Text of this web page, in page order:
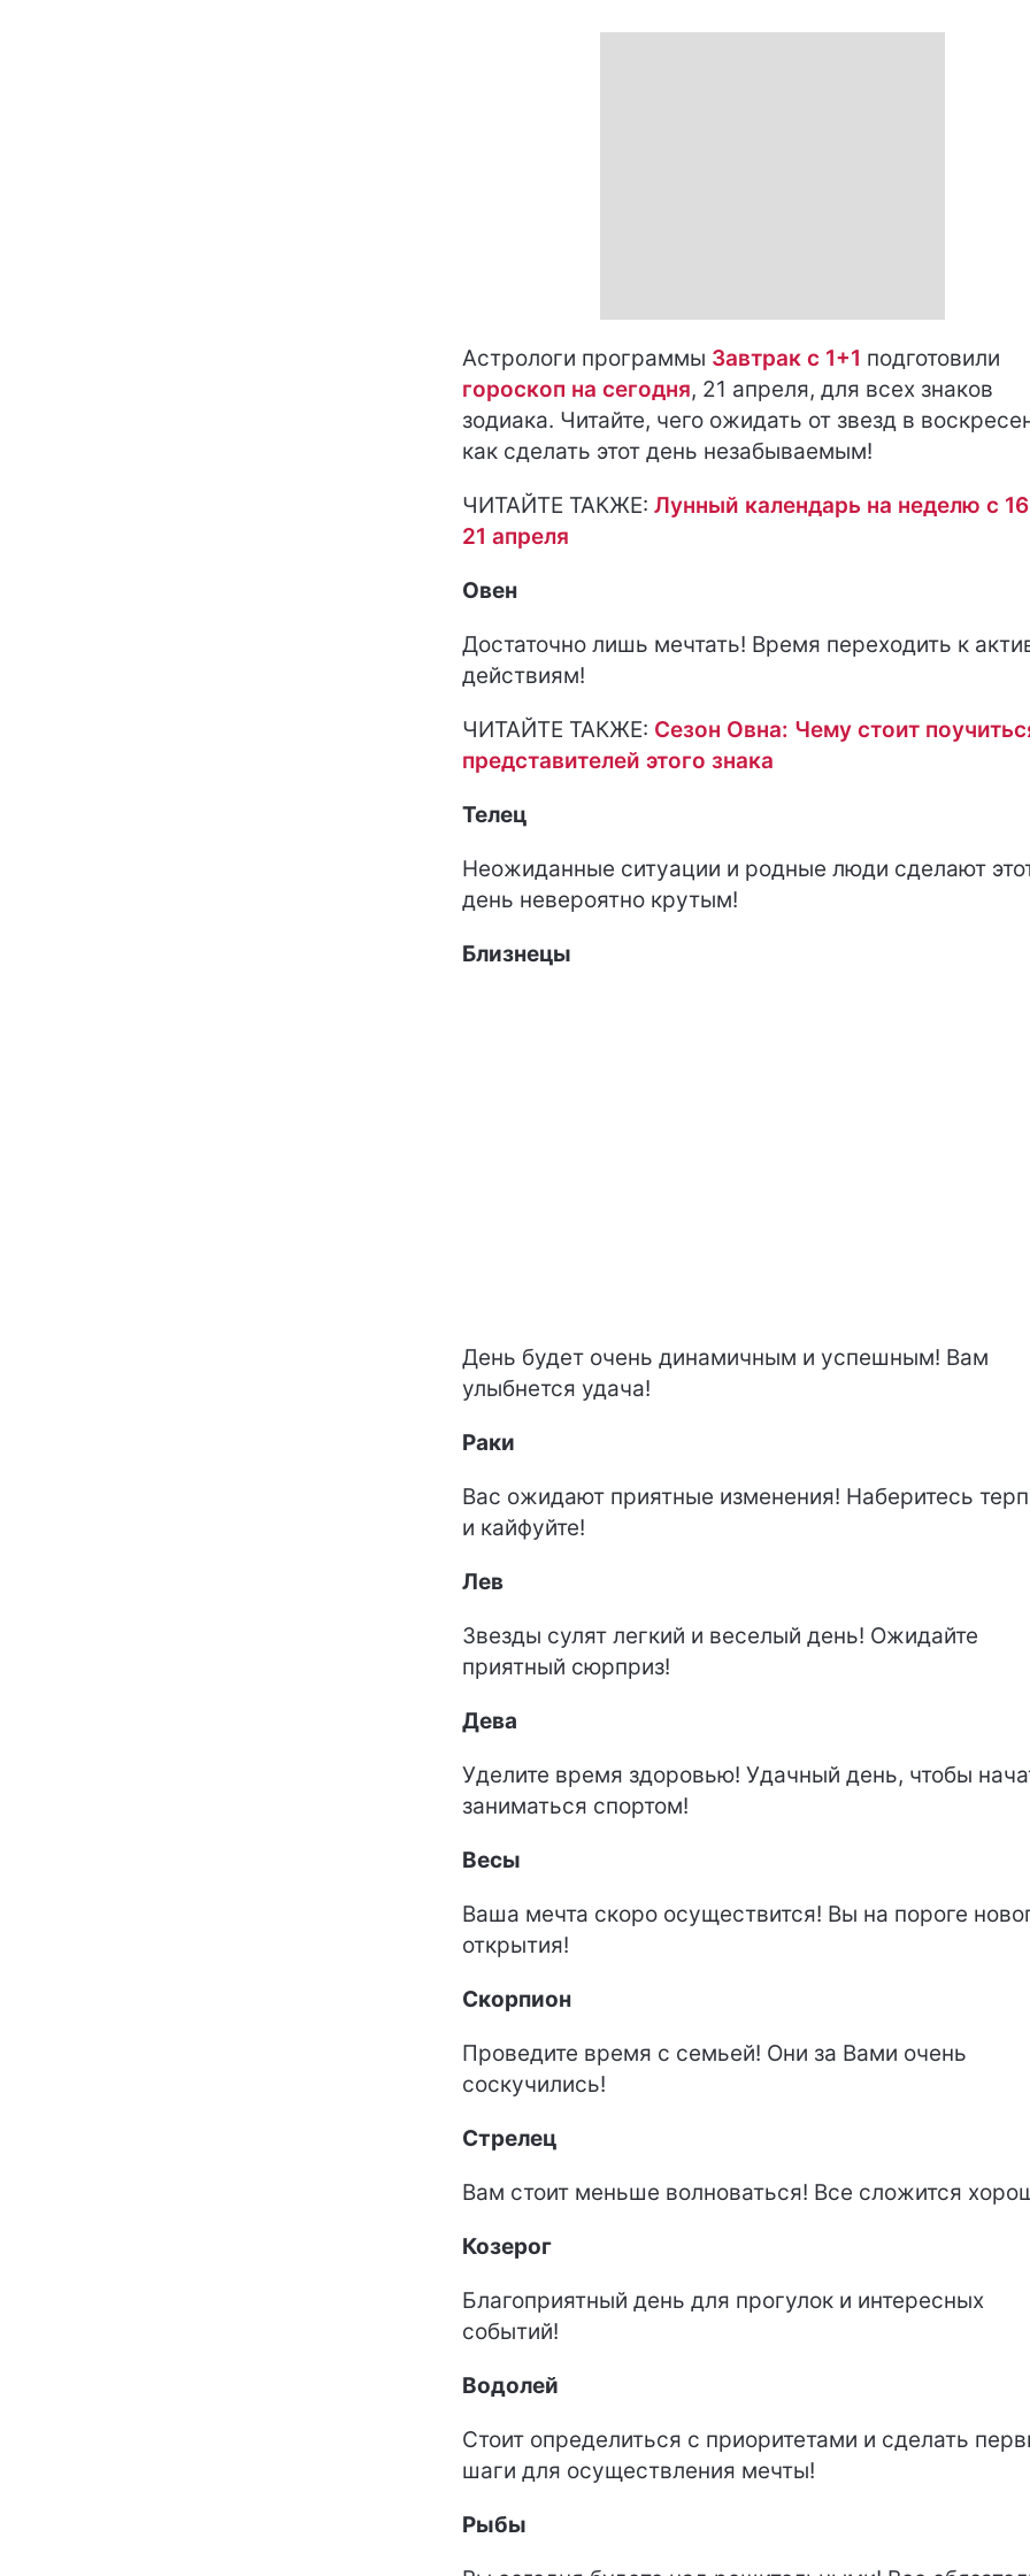
Астрологи программы Завтрак с 1+1 подготовили
гороскоп на сегодня, 21 апреля, для всех знаков
зодиака. Читайте, чего ожидать от звезд в
как сделать этот день незабываемым!
ЧИТАЙТЕ ТАКЖЕ: Лунный календарь на неделю с
21 апреля
Овен
Достаточно лишь мечтать! Время переходить к
действиям!
ЧИТАЙТЕ ТАКЖЕ: Сезон Овна: Чему стоит
представителей этого знака
Телец
Неожиданные ситуации и родные люди сделают
день невероятно крутым!
Близнецы
День будет очень динамичным и успешным! Вам
улыбнется удача!
Раки
Вас ожидают приятные изменения! Наберитесь
и кайфуйте!
Лев
Звезды сулят легкий и веселый день! Ожидайте
приятный сюрприз!
Дева
Уделите время здоровью! Удачный день, чтобы
заниматься спортом!
Весы
Ваша мечта скоро осуществится! Вы на пороге
открытия!
Скорпион
Проведите время с семьей! Они за Вами очень
соскучились!
Стрелец
Вам стоит меньше волноваться! Все сложится
Козерог
Благоприятный день для прогулок и интересных
событий!
Водолей
Стоит определиться с приоритетами и сделать
шаги для осуществления мечты!
Рыбы